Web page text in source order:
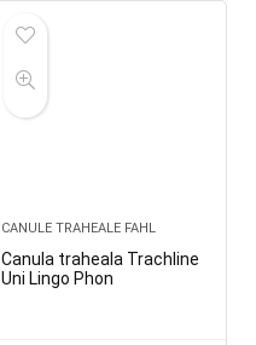
CANULE TRAHEALE FAHL
Canula traheala Trachline
Uni Lingo Phon